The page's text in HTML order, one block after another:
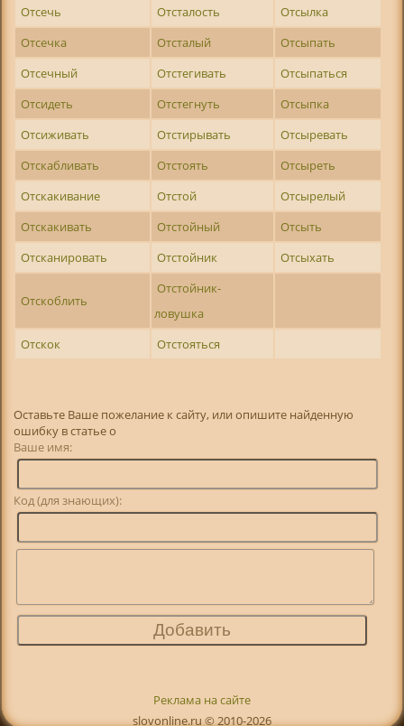
Отсечь
Отсталость
Отсылка
Отсечка
Отсталый
Отсыпать
Отсечный
Отстегивать
Отсыпаться
Отсидеть
Отстегнуть
Отсыпка
Отсиживать
Отстирывать
Отсыревать
Отскабливать
Отстоять
Отсыреть
Отскакивание
Отстой
Отсырелый
Отскакивать
Отстойный
Отсыть
Отсканировать
Отстойник Отсыхать
Отскоблить
Отстойник-
ловушка
Отскок
Отстояться
Оставьте Ваше пожелание к сайту, или опишите найденную
ошибку в статье о
Ваше имя:
Код (для знающих):
Реклама на сайте
slovonline.ru © 2010-2026